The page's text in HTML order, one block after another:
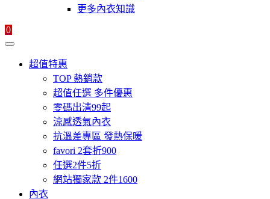
更多內衣知識
0
超值特惠
TOP 熱銷款
超值任選 多件優惠
零碼出清99起
涼感透氣內衣
抗溫差專區 發熱保暖
favori 2套折900
任選2件5折
網站獨家款 2件1600
內衣